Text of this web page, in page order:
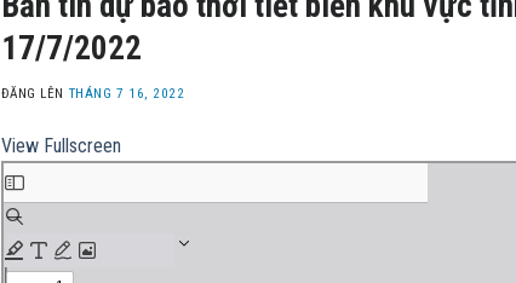
17/7/2022
ĐĂNG LÊN THÁNG 7 16, 2022
View Fullscreen